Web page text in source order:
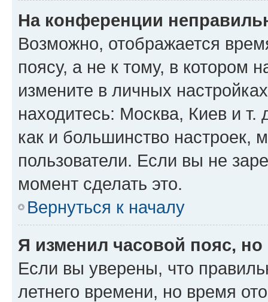
На конференции
Возможно, отображается
поясу, а не к тому, в котором
измените в личных
находитесь: Москва, Киев и т.
как и большинство настроек,
пользователи. Если вы не
момент сделать это.
Вернуться к началу
Я изменил часовой пояс,
Если вы уверены, что
летнего времени, но время